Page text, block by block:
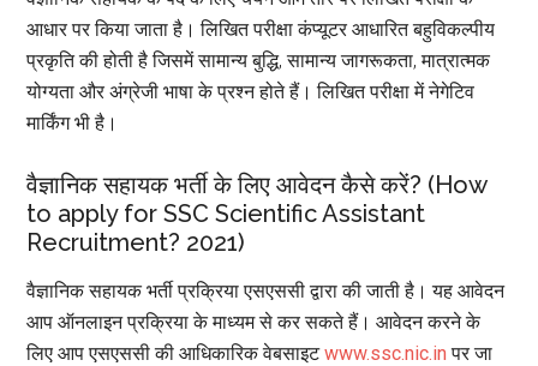
आधार पर किया जाता है। लिखित परीक्षा कंप्यूटर आधारित बहुविकल्पीय
प्रकृति की होती है जिसमें सामान्य बुद्धि, सामान्य जागरूकता, मात्रात्मक
योग्यता और अंग्रेजी भाषा के प्रश्न होते हैं। लिखित परीक्षा में नेगेटिव
मार्किंग भी है।
वैज्ञानिक सहायक भर्ती के लिए आवेदन कैसे करें? (How
to apply for SSC Scientific Assistant
Recruitment? 2021)
वैज्ञानिक सहायक भर्ती प्रक्रिया एसएससी द्वारा की जाती है। यह आवेदन
आप ऑनलाइन प्रक्रिया के माध्यम से कर सकते हैं। आवेदन करने के
लिए आप एसएससी की आधिकारिक वेबसाइटwww.ssc.nic.in पर जा